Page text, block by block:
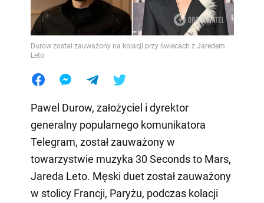
Durow został zauważony na kolacji przy świecach z Jaredem
Leto
Pawel Durow, założyciel i dyrektor
generalny popularnego komunikatora
Telegram, został zauważony w
towarzystwie muzyka 30 Seconds to Mars,
Jareda Leto. Męski duet został zauważony
w stolicy Francji, Paryżu, podczas kolacji